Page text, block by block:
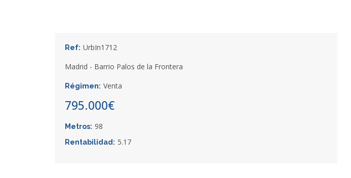
Ref: UrbIn1712
Madrid - Barrio Palos de la Frontera
Régimen: Venta
795.000€
Metros: 98
Rentabilidad: 5.17